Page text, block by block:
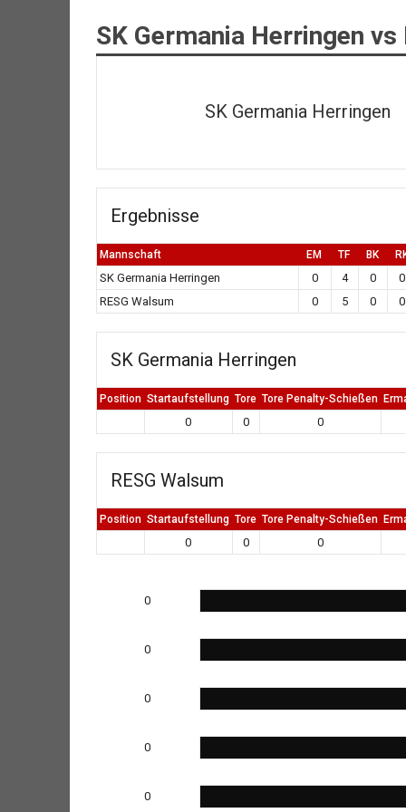
SK Germania Herringen vs
SK Germania Herringen
Ergebnisse
Mannschaft EM TF BK
SK Germania Herringen 0 4 0 0
RESG Walsum
0 5 0 0
SK Germania Herringen
Position Startaufstellung Tore Tore Penalty-Schießen
0 0 0
RESG Walsum
Position Startaufstellung Tore Tore Penalty-Schießen
0 0 0
0
0
0
0
0